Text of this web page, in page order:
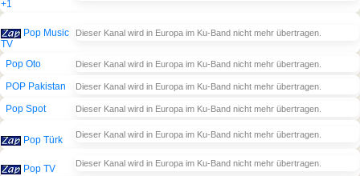
+1
Pop Music
TV
Dieser Kanal wird in Europa im Ku-Band nicht mehr übertragen.
Pop Oto Dieser Kanal wird in Europa im Ku-Band nicht mehr übertragen.
POP Pakistan Dieser Kanal wird in Europa im Ku-Band nicht mehr übertragen.
Pop Spot Dieser Kanal wird in Europa im Ku-Band nicht mehr übertragen.
Pop Türk Dieser Kanal wird in Europa im Ku-Band nicht mehr übertragen.
Pop TV Dieser Kanal wird in Europa im Ku-Band nicht mehr übertragen.